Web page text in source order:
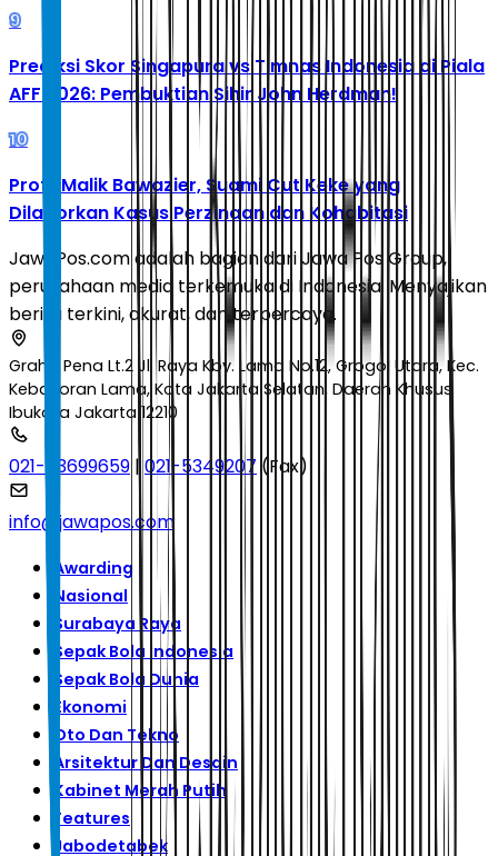
9
Prediksi Skor Singapura vs Timnas Indonesia di Piala
AFF 2026: Pembuktian Sihir John Herdman!
10
Profil Malik Bawazier, Suami Cut Keke yang
Dilaporkan Kasus Perzinaan dan Kohabitasi
JawaPos.com adalah bagian dari Jawa Pos Group,
perusahaan media terkemuka di Indonesia. Menyajikan
berita terkini, akurat, dan terpercaya.
Graha Pena Lt.2 Jl. Raya Kby. Lama No.12, Grogol Utara, Kec.
Kebayoran Lama, Kota Jakarta Selatan, Daerah Khusus
Ibukota Jakarta 12210
021-53699659 | 021-5349207 (Fax)
info@jawapos.com
Awarding
Nasional
Surabaya Raya
Sepak Bola Indonesia
Sepak Bola Dunia
Ekonomi
Oto Dan Tekno
Arsitektur Dan Desain
Kabinet Merah Putih
Features
Jabodetabek